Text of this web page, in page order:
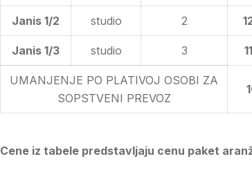
Janis 1/2 studio 2
Janis 1/3 studio 3
UMANJENJE PO PLATIVOJ OSOBI ZA
SOPSTVENI PREVOZ
Cene iz tabele predstavljaju cenu paket